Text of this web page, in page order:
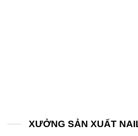
XƯỞNG SẢN XUẤT